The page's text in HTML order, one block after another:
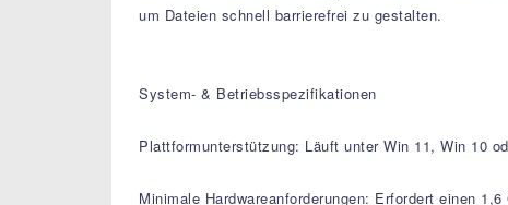
um Dateien schnell barrierefrei zu gestalten.
System- & Betriebsspezifikationen
Plattformunterstützung: Läuft unter Win 11, Win 10
Minimale Hardwareanforderungen: Erfordert einen